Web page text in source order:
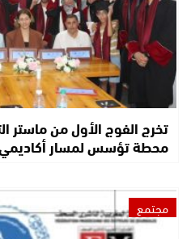
تخرج الفوج الأول من ماستر
محطة تؤسس لمسار
مجتمع